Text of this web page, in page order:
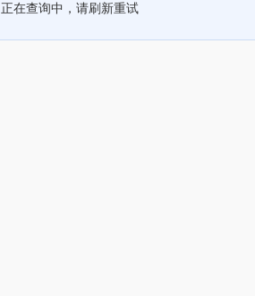
正在查询中，请刷新重试